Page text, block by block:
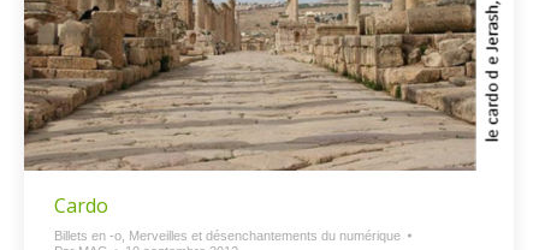
Cardo
Billets en -o Merveilles et désenchantements du numérique